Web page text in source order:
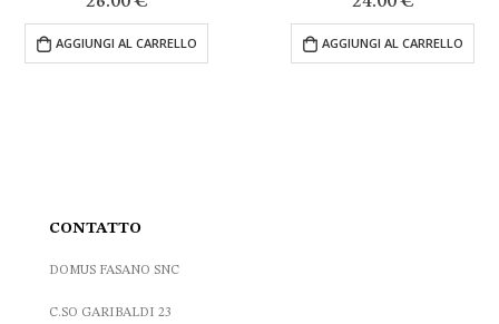
AGGIUNGI AL CARRELLO era:
477.60 €.
è:
AGGIUNGI AL CARRELLO
CONTATTO
DOMUS FASANO SNC
C.SO GARIBALDI 23